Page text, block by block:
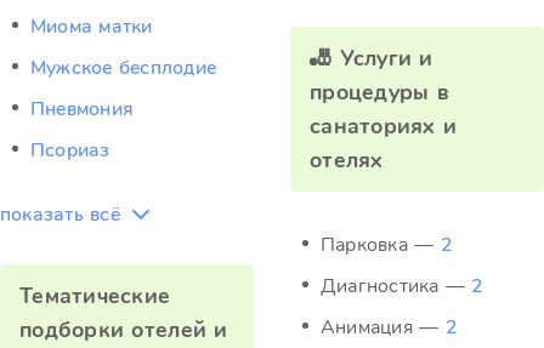
Миома матки
Мужское бесплодие
Пневмония
Псориаз
показать всё
Тематические
подборки отелей и
🎳 Услуги и
процедуры в
санаториях и
отелях
Парковка — 2
Диагностика — 2
Анимация — 2